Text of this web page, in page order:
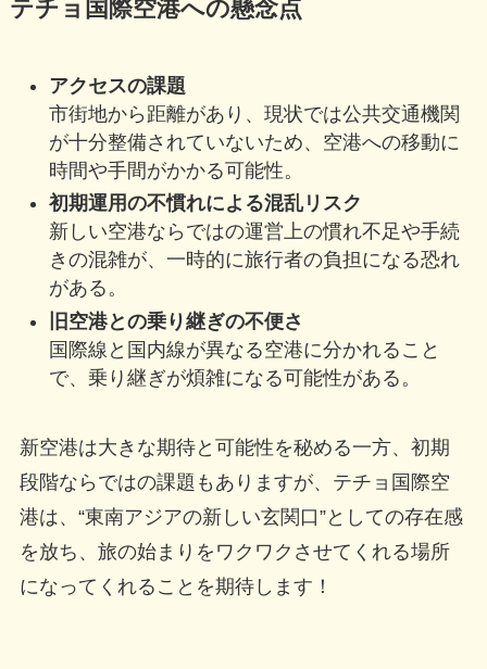
テチョ国際空港への懸念点
アクセスの課題
市街地から距離があり、現状では公共交通機関
が十分整備されていないため、空港への移動に
時間や手間がかかる可能性。
初期運用の不慣れによる混乱リスク
新しい空港ならではの運営上の慣れ不足や手続
きの混雑が、一時的に旅行者の負担になる恐れ
がある。
旧空港との乗り継ぎの不便さ
国際線と国内線が異なる空港に分かれること
で、乗り継ぎが煩雑になる可能性がある。
新空港は大きな期待と可能性を秘める一方、初期
段階ならではの課題もありますが、テチョ国際空
港は、“東南アジアの新しい玄関口”としての存在感
を放ち、旅の始まりをワクワクさせてくれる場所
になってくれることを期待します！